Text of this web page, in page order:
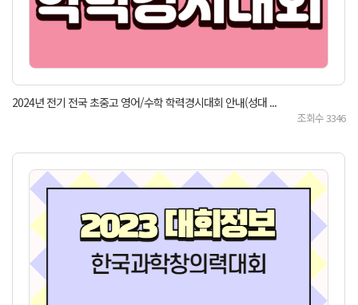
2024년 전기 전국 초중고 영어/수학 학력경시대회 안내(성대 ...
조회수3346